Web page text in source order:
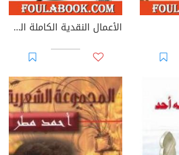
الأعمال النقدية الكاملة الجزء الثالث